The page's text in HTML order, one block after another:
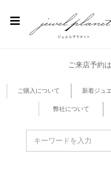
ご来店予約
ご購入について 新着ジュ
弊社について